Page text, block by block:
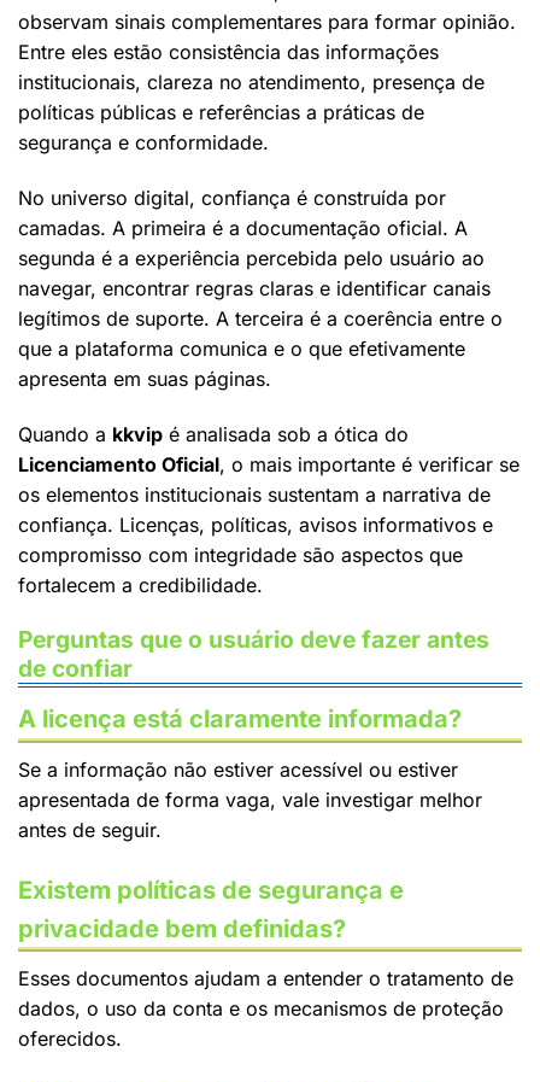
observam sinais complementares para formar opinião.
Entre eles estão consistência das informações
institucionais, clareza no atendimento, presença de
políticas públicas e referências a práticas de
segurança e conformidade.
No universo digital, confiança é construída por
camadas. A primeira é a documentação oficial. A
segunda é a experiência percebida pelo usuário ao
navegar, encontrar regras claras e identificar canais
legítimos de suporte. A terceira é a coerência entre o
que a plataforma comunica e o que efetivamente
apresenta em suas páginas.
Quando a kkvip é analisada sob a ótica do
Licenciamento Oficial, o mais importante é verificar se
os elementos institucionais sustentam a narrativa de
confiança. Licenças, políticas, avisos informativos e
compromisso com integridade são aspectos que
fortalecem a credibilidade.
Perguntas que o usuário deve fazer antes
de confiar
A licença está claramente informada?
Se a informação não estiver acessível ou estiver
apresentada de forma vaga, vale investigar melhor
antes de seguir.
Existem políticas de segurança e
privacidade bem definidas?
Esses documentos ajudam a entender o tratamento de
dados, o uso da conta e os mecanismos de proteção
oferecidos.